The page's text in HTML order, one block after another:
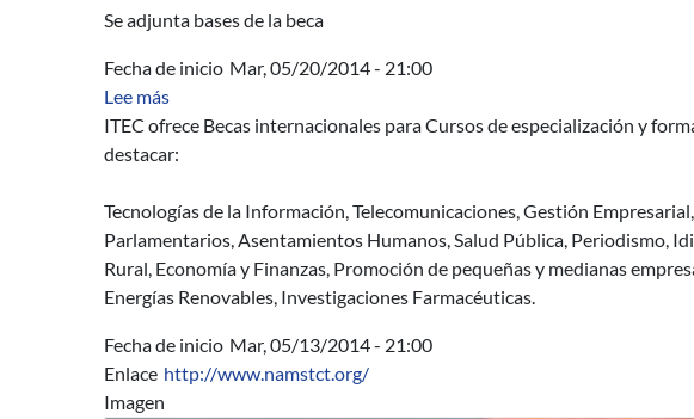
Se adjunta bases de la beca
Fecha de inicio Mar, 05/20/2014 - 21:00
Lee más
ITEC ofrece Becas internacionales para Cursos de especialización y
destacar:
Tecnologías de la Información, Telecomunicaciones, Gestión
Parlamentarios, Asentamientos Humanos, Salud Pública, Periodismo,
Rural, Economía y Finanzas, Promoción de pequeñas y medianas
Energías Renovables, Investigaciones Farmacéuticas.
Fecha de inicio Mar, 05/13/2014 - 21:00
Enlace http://www.namstct.org/
Imagen